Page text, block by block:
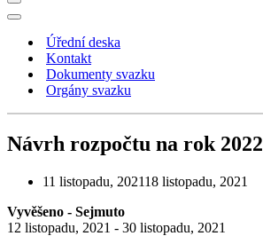
Navigační
menu
Navigační
Úřední deska
Kontakt
Dokumenty svazku
Orgány svazku
Návrh rozpočtu na rok 2022
11 listopadu, 202118 listopadu, 2021
Vyvěšeno - Sejmuto
12 listopadu, 2021 - 30 listopadu, 2021